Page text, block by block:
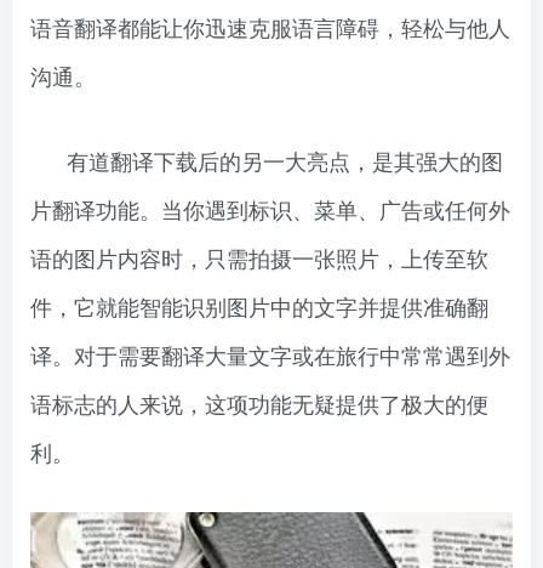
语音翻译都能让你迅速克服语言障碍，轻松与他人
沟通。
有道翻译下载后的另一大亮点，是其强大的图
片翻译功能。当你遇到标识、菜单、广告或任何外
语的图片内容时，只需拍摄一张照片，上传至软
件，它就能智能识别图片中的文字并提供准确翻
译。对于需要翻译大量文字或在旅行中常常遇到外
语标志的人来说，这项功能无疑提供了极大的便
利。